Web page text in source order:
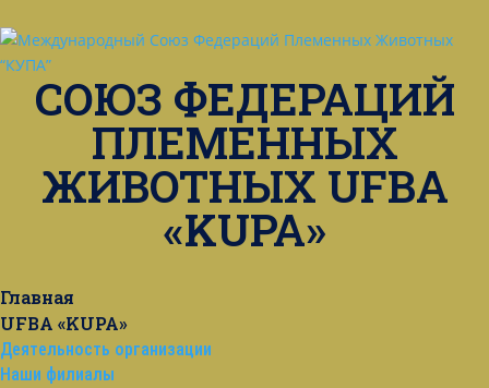
СОЮЗ ФЕДЕРАЦИЙ
ПЛЕМЕННЫХ
ЖИВОТНЫХ UFBA
«KUPA»
Главная
UFBA «KUPA»
Деятельность организации
Наши филиалы